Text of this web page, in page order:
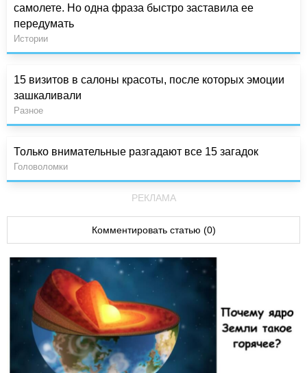
самолете. Но одна фраза быстро заставила ее
передумать
Истории
15 визитов в салоны красоты, после которых эмоции
зашкаливали
Разное
Только внимательные разгадают все 15 загадок
Головоломки
РЕКЛАМА
Комментировать статью (0)